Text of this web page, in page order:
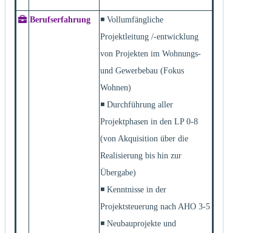
Berufserfahrung
◾ Vollumfängliche
Projektleitung /-entwicklung
von Projekten im Wohnungs-
und Gewerbebau (Fokus
Wohnen)
◾ Durchführung aller
Projektphasen in den LP 0-8
(von Akquisition über die
Realisierung bis hin zur
Übergabe)
◾ Kenntnisse in der
Projektsteuerung nach AHO 3-5
◾ Neubauprojekte und